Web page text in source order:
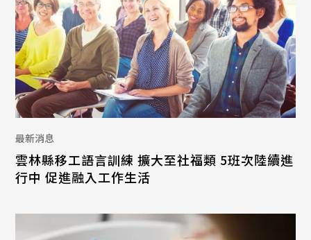
最新消息
雲林縣移工語言訓練 擴大至社福類 5班次陸續進
行中 促進融入工作生活